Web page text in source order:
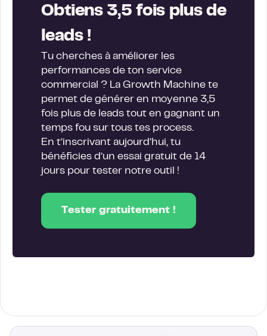
Obtiens 3,5 fois plus de
leads !
Tu cherches à améliorer les
performances de ton service
commercial ? La Growth Machine te
permet de générer en moyenne 3,5
fois plus de leads tout en gagnant un
temps fou sur tous tes process.
En t’inscrivant aujourd’hui, tu
bénéficies d’un essai gratuit de 14
jours pour tester notre outil !
Tester gratuitement !